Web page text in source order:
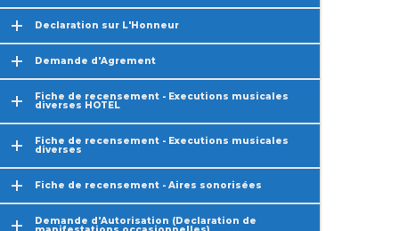
Declaration sur L'Honneur
Demande d'Agrement
Fiche de recensement - Executions musicales
diverses HOTEL
Fiche de recensement - Executions musicales
diverses
Fiche de recensement - Aires sonorisées
Demande d'Autorisation (Declaration de